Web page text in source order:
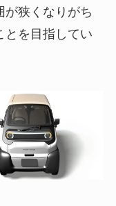
狭くなりがち
とを目指してい